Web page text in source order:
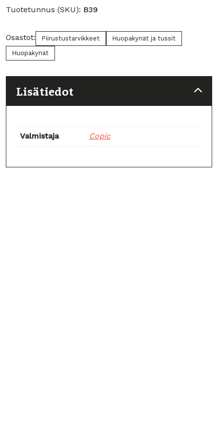
määrä
Tuotetunnus (SKU): B39
Osastot: Piirustustarvikkeet
Huopakynät ja tussit
Huopakynät
Lisätiedot
Valmistaja Copic